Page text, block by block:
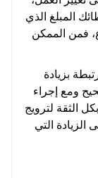
المبلغ الذي
فمن الممكن
بزيادة
ومع إجراء
الثقة لترويج
التي